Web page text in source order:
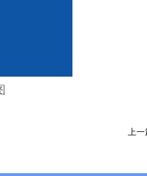
上一